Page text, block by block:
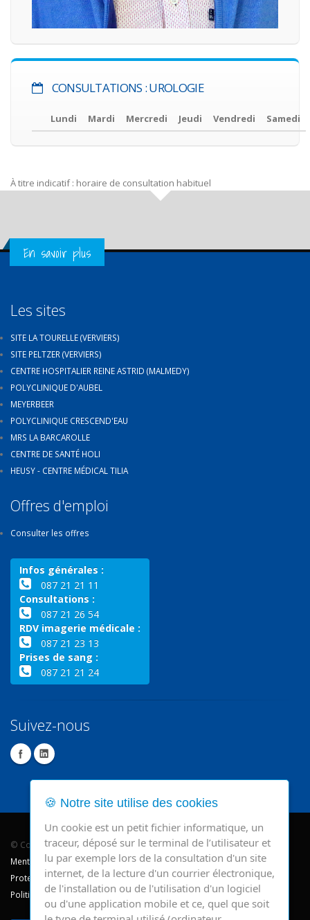
CONSULTATIONS : UROLOGIE
Lundi Mardi Mercredi Jeudi Vendredi Samedi
À titre indicatif : horaire de consultation habituel
Get in Touch
En savoir plus
Les sites
SITE LA TOURELLE (VERVIERS)
SITE PELTZER (VERVIERS)
CENTRE HOSPITALIER REINE ASTRID (MALMEDY)
POLYCLINIQUE D'AUBEL
MEYERBEER
POLYCLINIQUE CRESCEND'EAU
MRS LA BARCAROLLE
CENTRE DE SANTÉ HOLI
HEUSY - CENTRE MÉDICAL TILIA
Offres d'emploi
Consulter les offres
Infos générales :
087 21 21 11
Consultations :
087 21 26 54
RDV imagerie médicale :
087 21 23 13
Prises de sang :
087 21 21 24
Suivez-nous
© Copyright 2026 - CHR Verviers.
Mentions légales
Protection des données
Politique de cookie
🍪 Notre site utilise des cookies
Un cookie est un petit fichier informatique, un
traceur, déposé sur le terminal de l’utilisateur et
lu par exemple lors de la consultation d'un site
internet, de la lecture d'un courrier électronique,
de l'installation ou de l'utilisation d'un logiciel
ou d'une application mobile et ce, quel que soit